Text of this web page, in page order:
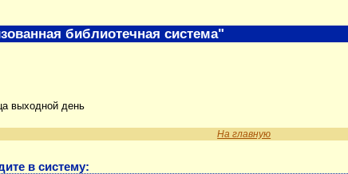
выходной день
На главную
в систему:
библиотечная система"